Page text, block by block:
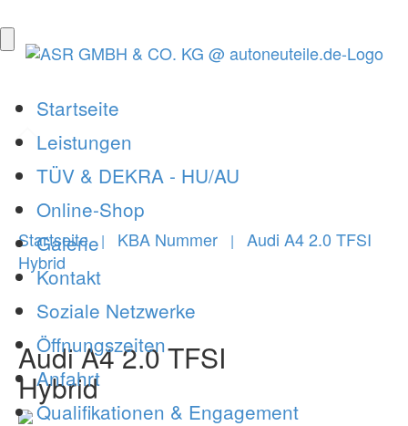
Startseite
Leistungen
TÜV & DEKRA - HU/AU
Online-Shop
Galerie
Kontakt
Soziale Netzwerke
Öffnungszeiten
Anfahrt
Qualifikationen & Engagement
Startseite | KBA Nummer |
Audi A4 2.0 TFSI
Hybrid
Audi A4 2.0 TFSI
Hybrid